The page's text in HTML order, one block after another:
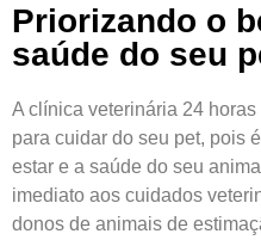
Priorizando o
saúde do seu
A clínica veterinária 24 horas
para cuidar do seu pet, pois
estar e a saúde do seu
imediato aos cuidados
donos de animais de